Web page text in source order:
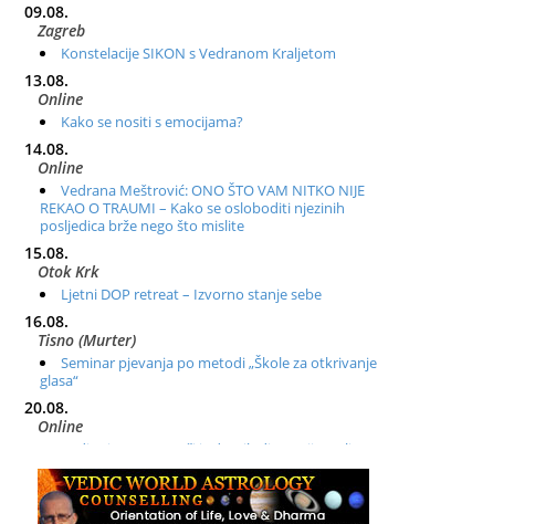
09.08.
Zagreb
Konstelacije SIKON s Vedranom Kraljetom
13.08.
Online
Kako se nositi s emocijama?
14.08.
Online
Vedrana Meštrović: ONO ŠTO VAM NITKO NIJE
REKAO O TRAUMI – Kako se osloboditi njezinih
posljedica brže nego što mislite
15.08.
Otok Krk
Ljetni DOP retreat – Izvorno stanje sebe
16.08.
Tisno (Murter)
Seminar pjevanja po metodi „Škole za otkrivanje
glasa“
20.08.
Online
Radionica: Pomagači iz drugih dimenzija Online –
otvoreno za sve
21.08.
Zagreb+Online